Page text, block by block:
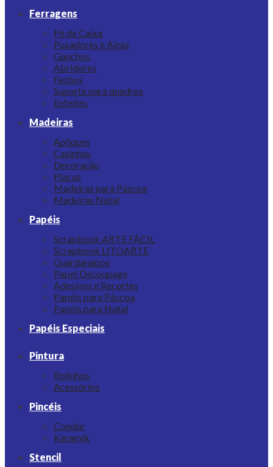
Ferragens
Pé de Caixa
Puxadores e Alças
Ganchos
Abridores
Fechos
Suporte para quadros
Enfeites
Madeiras
Apliques
Casinhas
Decoração
Placas
Madeiras para Páscoa
Madeiras Natal
Papéis
Scrapbook ARTE FÁCIL
Scrapbook LITOARTE
Guardanapos
Papel Decoupage
Adesivos e Recortes
Papéis para Páscoa
Papéis para Natal
Papéis Especiais
Pintura
Rolinhos
Acessórios
Pincéis
Condor
Keramik
Stencil